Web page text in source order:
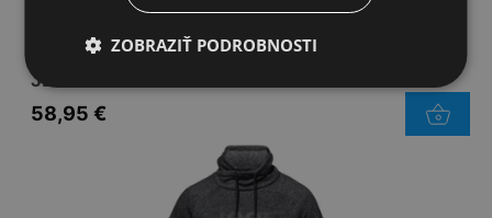
JEEP FLAŠA KHAKI 450ML
58,95 €
ZOBRAZIŤ PODROBNOSTI